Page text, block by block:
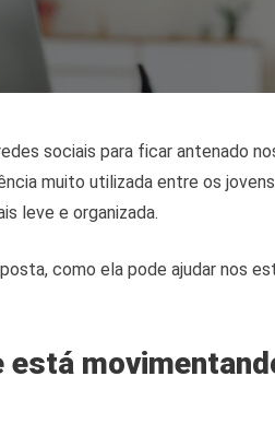
sociais para ficar antenado
muito utilizada entre os
leve e organizada.
como ela pode ajudar nos
está